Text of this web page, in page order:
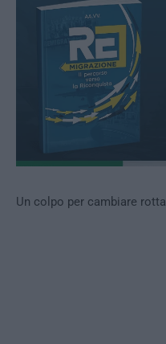
Un colpo per cambiare rotta